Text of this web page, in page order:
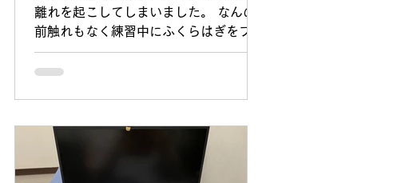
離れを起こしてしまいました。 なんの
前触れもなく練習中にふくらはぎをブチ
ッと肉離れしてしまいました。 まとも
に歩くこともできない状態で途方に暮れ
いました。...